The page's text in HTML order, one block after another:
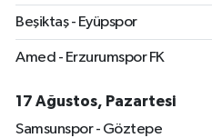
Beşiktaş - Eyüpspor
Amed - Erzurumspor FK
17 Ağustos, Pazartesi
Samsunspor - Göztepe